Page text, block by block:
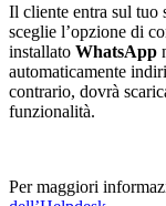
Il cliente entra sul tuo
sceglie l’opzione di
installato WhatsApp
automaticamente
contrario, dovrà
funzionalità.
Per maggiori